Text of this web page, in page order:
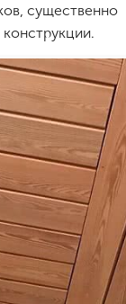
существенно
конструкции.